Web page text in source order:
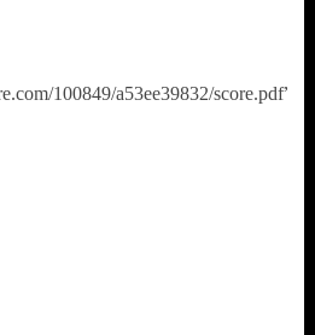
100849/a53ee39832/score.pdf”]